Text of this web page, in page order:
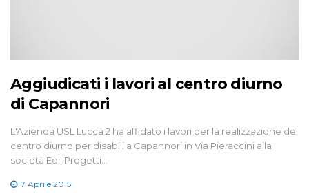
Aggiudicati i lavori al centro diurno
di Capannori
L'Azienda USL Lucca 2 ha affidato i lavori per la realizzazione del
centro diurno per disabili a Capannori in Via Pieraccini alla
società Edil Progetti…
7 Aprile 2015